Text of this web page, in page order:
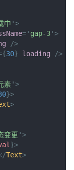
中 '>
=' gap-3'>
/>
{30} loading
/>
素 '>
}>
>
变更 '>
}>
Text>